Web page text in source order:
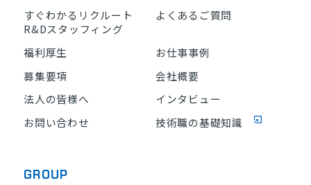
すぐわかるリクルート
R&Dスタッフィング
よくあるご質問
福利厚生
お仕事事例
募集要項
会社概要
法人の皆様へ
インタビュー
お問い合わせ
技術職の基礎知識
GROUP